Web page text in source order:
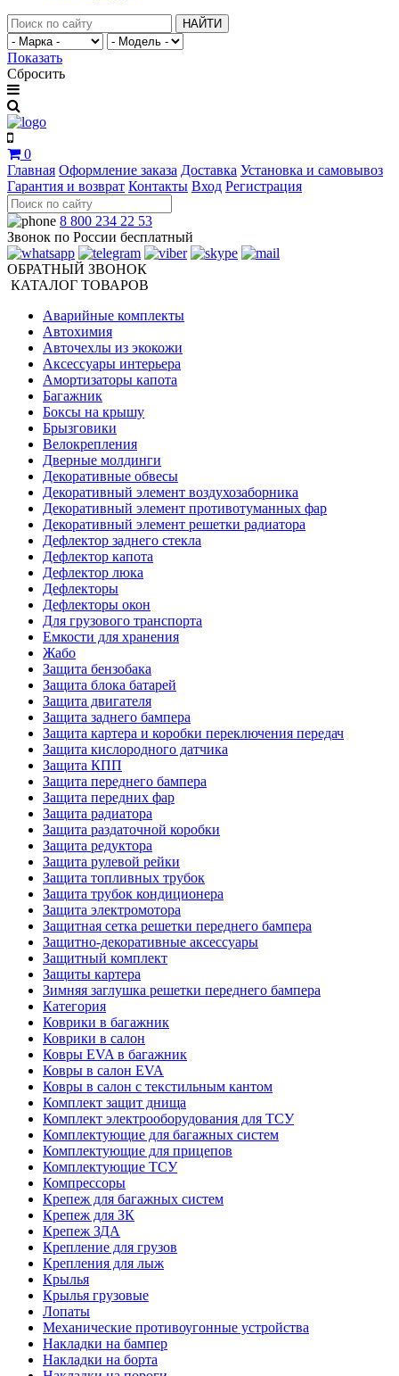
НАЙТИ
Показать
Сбросить
0
Главная Оформление заказа Доставка Установка и самовывоз
Гарантия и возврат Контакты Вход Регистрация
8 800 234 22 53
Звонок по России бесплатный
ОБРАТНЫЙ ЗВОНОК
КАТАЛОГ ТОВАРОВ
Аварийные комплекты
Автохимия
Авточехлы из экокожи
Аксессуары интерьера
Амортизаторы капота
Багажник
Боксы на крышу
Брызговики
Велокрепления
Дверные молдинги
Декоративные обвесы
Декоративный элемент воздухозаборника
Декоративный элемент противотуманных фар
Декоративный элемент решетки радиатора
Дефлектор заднего стекла
Дефлектор капота
Дефлектор люка
Дефлекторы
Дефлекторы окон
Для грузового транспорта
Емкости для хранения
Жабо
Защита бензобака
Защита блока батарей
Защита двигателя
Защита заднего бампера
Защита картера и коробки переключения передач
Защита кислородного датчика
Защита КПП
Защита переднего бампера
Защита передних фар
Защита радиатора
Защита раздаточной коробки
Защита редуктора
Защита рулевой рейки
Защита топливных трубок
Защита трубок кондиционера
Защита электромотора
Защитная сетка решетки переднего бампера
Защитно-декоративные аксессуары
Защитный комплект
Защиты картера
Зимняя заглушка решетки переднего бампера
Категория
Коврики в багажник
Коврики в салон
Ковры EVA в багажник
Ковры в салон EVA
Ковры в салон с текстильным кантом
Комплект защит днища
Комплект электрооборудования для ТСУ
Комплектующие для багажных систем
Комплектующие для прицепов
Комплектующие ТСУ
Компрессоры
Крепеж для багажных систем
Крепеж для ЗК
Крепеж ЗДА
Крепление для грузов
Крепления для лыж
Крылья
Крылья грузовые
Лопаты
Механические противоугонные устройства
Накладки на бампер
Накладки на борта